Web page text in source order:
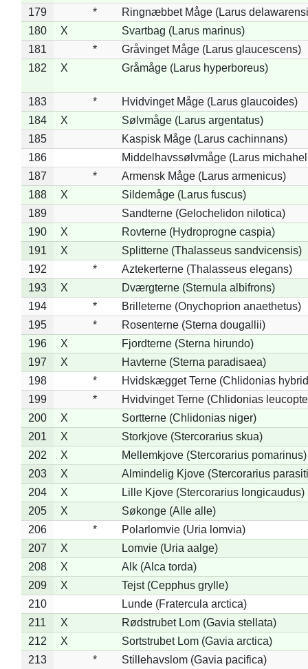
179
*
Ringnæbbet Måge (Larus
180
X
Svartbag (Larus marinus)
181
*
Gråvinget Måge (Larus glaucescens)
182
X Gråmåge (Larus hyperboreus)
183 *
Hvidvinget Måge (Larus glaucoides)
184
X
Sølvmåge (Larus argentatus)
185
Kaspisk Måge (Larus cachinnans)
186
Middelhavssølvmåge (Larus
187
*
Armensk Måge (Larus armenicus)
188
X
Sildemåge (Larus fuscus)
189
Sandterne (Gelochelidon nilotica)
190
X
Rovterne (Hydroprogne caspia)
191
X
Splitterne (Thalasseus sandvicensis)
192
*
Aztekerterne (Thalasseus elegans)
193
X
Dværgterne (Sternula albifrons)
194
*
Brilleterne (Onychoprion anaethetus)
195
*
Rosenterne (Sterna dougallii)
196
X
Fjordterne (Sterna hirundo)
197
X
Havterne (Sterna paradisaea)
198
*
Hvidskægget Terne (Chlidonias
199
*
Hvidvinget Terne (Chlidonias
200
X
Sortterne (Chlidonias niger)
201
X
Storkjove (Stercorarius skua)
202
X
Mellemkjove (Stercorarius pomarinus)
203
X
Almindelig Kjove (Stercorarius
204
X
Lille Kjove (Stercorarius longicaudus)
205
X
Søkonge (Alle alle)
206
*
Polarlomvie (Uria lomvia)
207
X
Lomvie (Uria aalge)
208
X
Alk (Alca torda)
209
X
Tejst (Cepphus grylle)
210
Lunde (Fratercula arctica)
211
X
Rødstrubet Lom (Gavia stellata)
212
X
Sortstrubet Lom (Gavia arctica)
213
*
Stillehavslom (Gavia pacifica)